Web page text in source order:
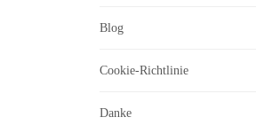
Blog
Cookie-Richtlinie
Danke